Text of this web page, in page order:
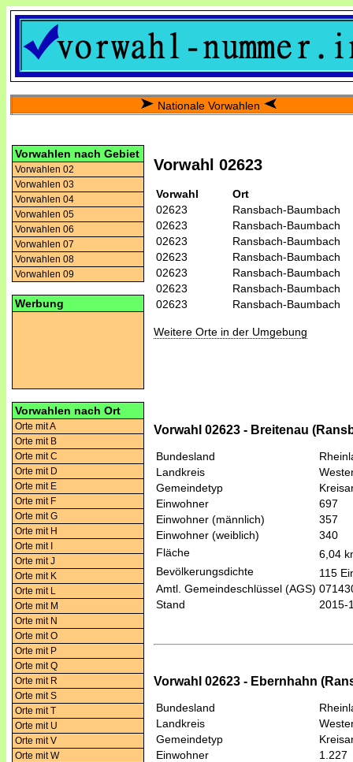
Nationale Vorwahlen
Vorwahlen nach Gebiet
Vorwahlen 02
Vorwahlen 03
Vorwahlen 04
Vorwahlen 05
Vorwahlen 06
Vorwahlen 07
Vorwahlen 08
Vorwahlen 09
Werbung
Vorwahlen nach Ort
Orte mit A
Orte mit B
Orte mit C
Orte mit D
Orte mit E
Orte mit F
Orte mit G
Orte mit H
Orte mit I
Orte mit J
Orte mit K
Orte mit L
Orte mit M
Orte mit N
Orte mit O
Orte mit P
Orte mit Q
Orte mit R
Orte mit S
Orte mit T
Orte mit U
Orte mit V
Orte mit W
Vorwahl 02623
Vorwahl
Ort
02623
Ransbach-Baumbach
02623
Ransbach-Baumbach
02623
Ransbach-Baumbach
02623
Ransbach-Baumbach
02623
Ransbach-Baumbach
02623
Ransbach-Baumbach
02623
Ransbach-Baumbach
Weitere Orte in der Umgebung
Vorwahl 02623 - Breitenau
Bundesland
Landkreis
Gemeindetyp
Einwohner
697
Einwohner (männlich)
357
Einwohner (weiblich)
340
Fläche
6,04
Bevölkerungsdichte
115
Amtl. Gemeindeschlüssel (AGS)
Stand
2015-
Vorwahl 02623 - Ebernhahn
Bundesland
Landkreis
Gemeindetyp
Einwohner
1.227